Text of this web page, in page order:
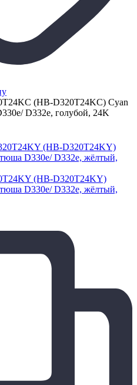
(HB-D320T24KC) Cyan
D332e, голубой, 24K
(HB-D320T24KY)
D330e/ D332e, жёлтый,